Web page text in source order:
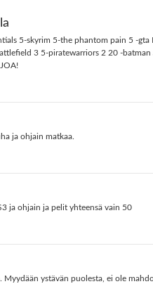
5-skyrim 5-the phantom pain 5 -
3 5-piratewarriors 2 20 -
ja ohjain matkaa.
ja ohjain ja pelit yhteensä vain 50
Myydään ystävän puolesta, ei ole